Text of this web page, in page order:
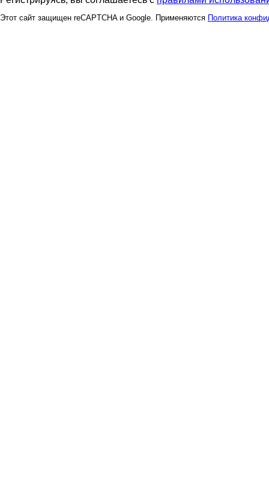
Этот сайт защищен reCAPTCHA и Google. Применяются Политика